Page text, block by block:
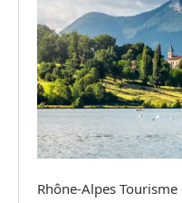
Rhône-Alpes